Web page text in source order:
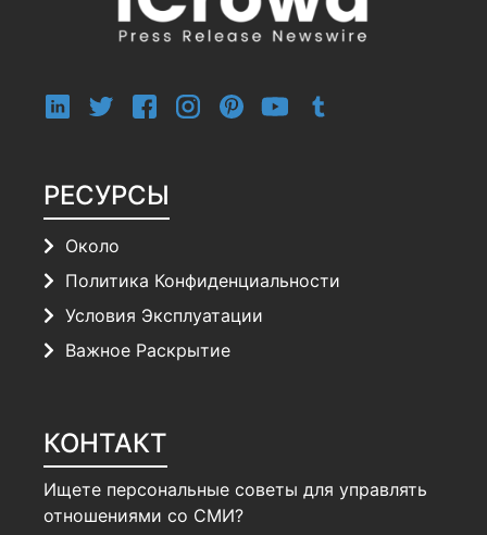
РЕСУРСЫ
Около
Политика Конфиденциальности
Условия Эксплуатации
Важное Раскрытие
КОНТАКТ
Ищете персональные советы для управлять
отношениями со СМИ?